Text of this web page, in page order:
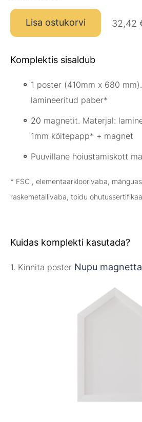
Lisa ostukorvi 32,42
Komplektis sisaldub
1 poster (410mm x 680
lamineeritud paber*
20 magnetit. Materjal:
1mm köitepapp* + magnet
Puuvillane hoiustamiskott
* FSC , elementaarkloorivaba,
raskemetallivaba, toidu
Kuidas komplekti kasutada?
1. Kinnita poster Nupu